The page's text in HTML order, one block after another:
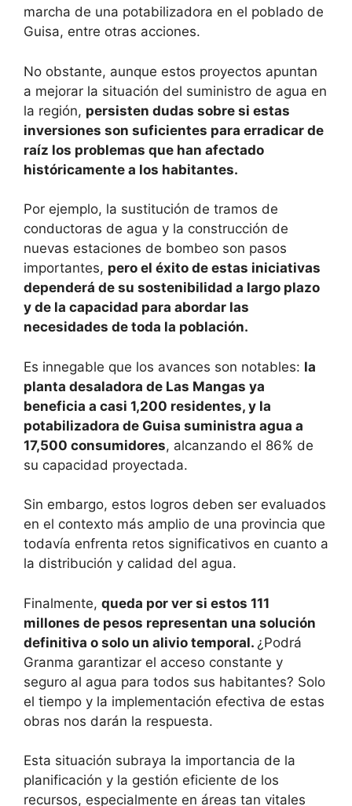
marcha de una potabilizadora en el poblado de
Guisa, entre otras acciones.
No obstante, aunque estos proyectos apuntan
a mejorar la situación del suministro de agua en
la región, persisten dudas sobre si estas
inversiones son suficientes para erradicar de
raíz los problemas que han afectado
históricamente a los habitantes.
Por ejemplo, la sustitución de tramos de
conductoras de agua y la construcción de
nuevas estaciones de bombeo son pasos
importantes, pero el éxito de estas iniciativas
dependerá de su sostenibilidad a largo plazo
y de la capacidad para abordar las
necesidades de toda la población.
Es innegable que los avances son notables: la
planta desaladora de Las Mangas ya
beneficia a casi 1,200 residentes, y la
potabilizadora de Guisa suministra agua a
17,500 consumidores, alcanzando el 86% de
su capacidad proyectada.
Sin embargo, estos logros deben ser evaluados
en el contexto más amplio de una provincia que
todavía enfrenta retos significativos en cuanto a
la distribución y calidad del agua.
Finalmente, queda por ver si estos 111
millones de pesos representan una solución
definitiva o solo un alivio temporal. ¿Podrá
Granma garantizar el acceso constante y
seguro al agua para todos sus habitantes? Solo
el tiempo y la implementación efectiva de estas
obras nos darán la respuesta.
Esta situación subraya la importancia de la
planificación y la gestión eficiente de los
recursos, especialmente en áreas tan vitales